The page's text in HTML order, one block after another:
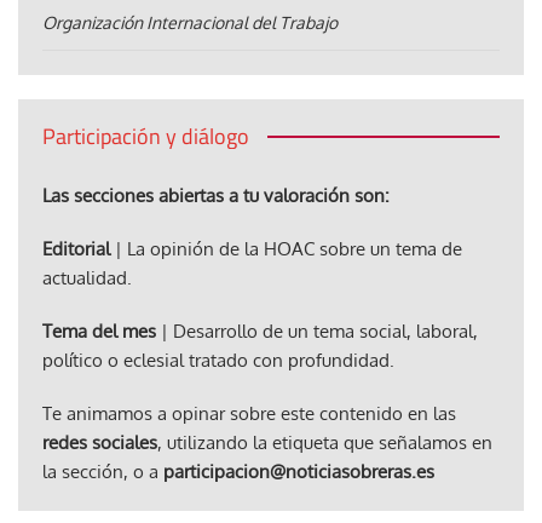
Organización Internacional del Trabajo
Participación y diálogo
Las secciones abiertas a tu valoración son:
Editorial| La opinión de la HOAC sobre un tema de
actualidad.
Tema del mes | Desarrollo de un tema social, laboral,
político o eclesial tratado con profundidad.
Te animamos a opinar sobre este contenido en las
redes sociales, utilizando la etiqueta que señalamos en
la sección, o a participacion@noticiasobreras.es